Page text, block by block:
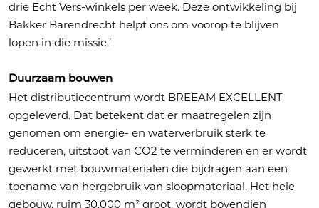
drie Echt Vers-winkels per week. Deze ontwikkeling bij
Bakker Barendrecht helpt ons om voorop te blijven
lopen in die missie.’
Duurzaam bouwen
Het distributiecentrum wordt BREEAM EXCELLENT
opgeleverd. Dat betekent dat er maatregelen zijn
genomen om energie- en waterverbruik sterk te
reduceren, uitstoot van CO2 te verminderen en er wordt
gewerkt met bouwmaterialen die bijdragen aan een
toename van hergebruik van sloopmateriaal. Het hele
gebouw, ruim 30.000 m² groot, wordt bovendien